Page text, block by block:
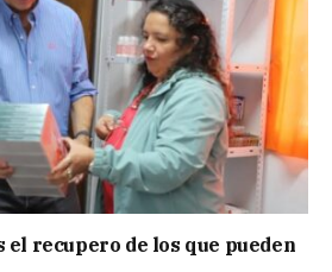
el recupero de los que pueden